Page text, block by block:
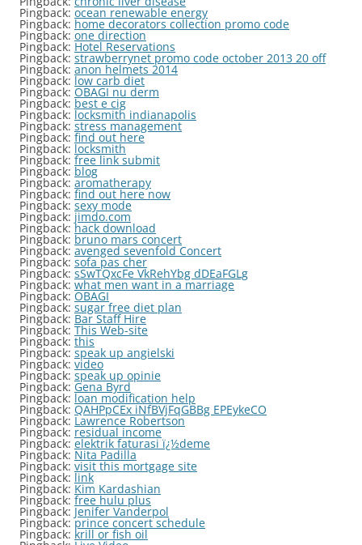
Pingback: ocean renewable energy
Pingback: home decorators collection promo code
Pingback: one direction
Pingback: Hotel Reservations
Pingback: strawberrynet promo code october 2013 20 off
Pingback: anon helmets 2014
Pingback: low carb diet
Pingback: OBAGI nu derm
Pingback: best e cig
Pingback: locksmith indianapolis
Pingback: stress management
Pingback: find out here
Pingback: locksmith
Pingback: free link submit
Pingback: blog
Pingback: aromatherapy
Pingback: find out here now
Pingback: sexy mode
Pingback: jimdo.com
Pingback:hack download
Pingback: bruno mars concert
Pingback: avenged sevenfold Concert
Pingback: sofa pas cher
Pingback: sSwTQxcFe VkRehYbg dDEaFGLg
Pingback: what men want in a marriage
Pingback: OBAGI
Pingback: sugar free diet plan
Pingback: Bar Staff Hire
Pingback: This Web-site
Pingback: this
Pingback: speak up angielski
Pingback: video
Pingback: speak up opinie
Pingback: Gena Byrd
Pingback: loan modification help
Pingback: QAHPpCEx iNfBVjFqGBBg EPEykeCO
Pingback: Lawrence Robertson
Pingback: residual income
Pingback: elektrik faturasi ï¿½deme
Pingback: Nita Padilla
Pingback: visit this mortgage site
Pingback: link
Pingback: Kim Kardashian
Pingback: free hulu plus
Pingback: Jenifer Vanderpol
Pingback:prince concert schedule
Pingback: krill or fish oil